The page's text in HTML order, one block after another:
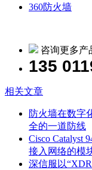
360防火墙
咨询更多产
135
相关文章
防火墙在数字
全的一道防线
Cisco Catalyst
接入网络的模
深信服以